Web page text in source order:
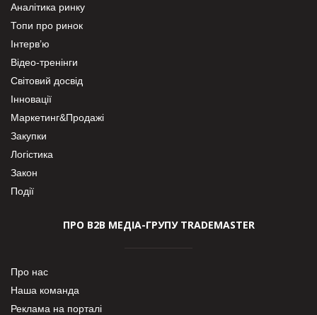
Аналітика ринку
Топи про ринок
Інтерв’ю
Відео-тренінги
Світовий досвід
Інновації
Маркетинг&Продажі
Закупки
Логістика
Закон
Події
ПРО В2В МЕДІА-ГРУПУ TRADEMASTER
Про нас
Наша команда
Реклама на порталі